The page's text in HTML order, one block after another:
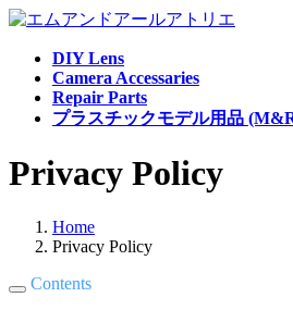
コ
キ
ナ
に
DIY Lens
Camera Accessaries
Repair Parts
プラスチックモデル用品
Privacy Policy
Home
Privacy Policy
Contents